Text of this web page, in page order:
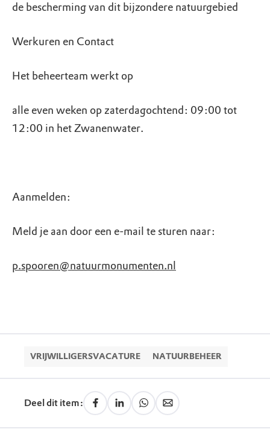
de bescherming van dit bijzondere natuurgebied
Werkuren en Contact
Het beheerteam werkt op
alle even weken op zaterdagochtend: 09:00 tot
12:00 in het Zwanenwater.
Aanmelden:
Meld je aan door een e-mail te sturen naar:
p.spooren@natuurmonumenten.nl
VRIJWILLIGERSVACATURE NATUURBEHEER
Deel dit item: